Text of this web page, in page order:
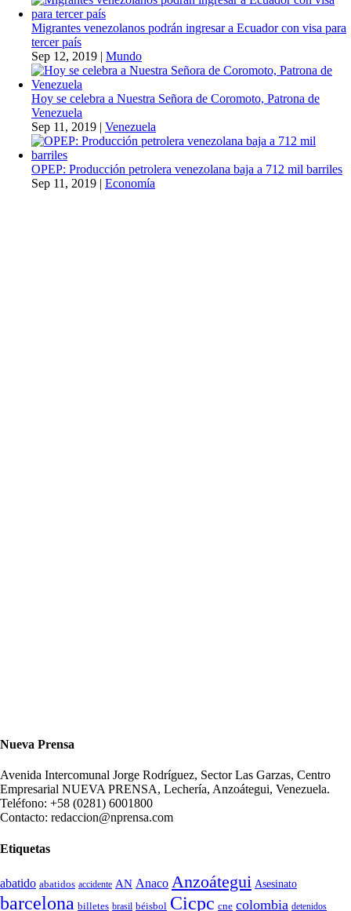
Migrantes venezolanos podrán ingresar a Ecuador con visa para
tercer país
Sep 12, 2019 | Mundo
Hoy se celebra a Nuestra Señora de Coromoto, Patrona de
Venezuela
Sep 11, 2019 | Venezuela
OPEP: Producción petrolera venezolana baja a 712 mil barriles
Sep 11, 2019 | Economía
Nueva Prensa
Avenida Intercomunal Jorge Rodríguez, Sector Las Garzas, Centro
Empresarial NUEVA PRENSA, Lechería, Anzoátegui, Venezuela.
Teléfono: +58 (0281) 6001800
Contacto: redaccion@nprensa.com
Etiquetas
abatido abatidos accidente AN Anaco Anzoátegui Asesinato
barcelona billetes brasil béisbol Cicpc cne colombia detenidos